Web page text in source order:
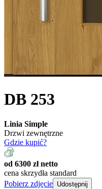
DB 253
Linia Simple
Drzwi zewnętrzne
Gdzie kupić?
od 6300 zł netto
cena skrzydła standard
Pobierz zdjęcie Udostępnij